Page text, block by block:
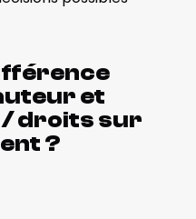
et
droits sur
?